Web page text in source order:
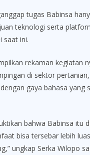
tugas Babinsa
teknologi serta
saat ini.
rekaman kegiatan
di sektor
gaya bahasa
bahwa Babinsa
bisa tersebar lebih
ungkap Serka Wilopo